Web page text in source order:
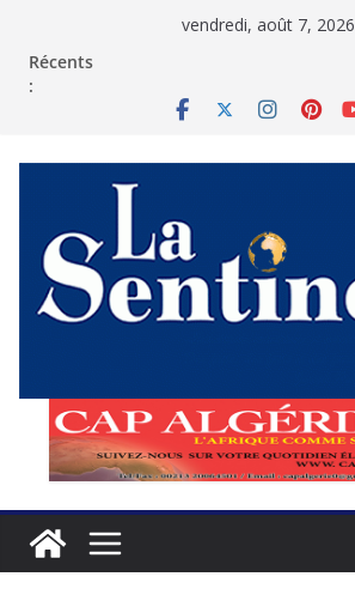
vendredi, août 7, 2026
Récents
: